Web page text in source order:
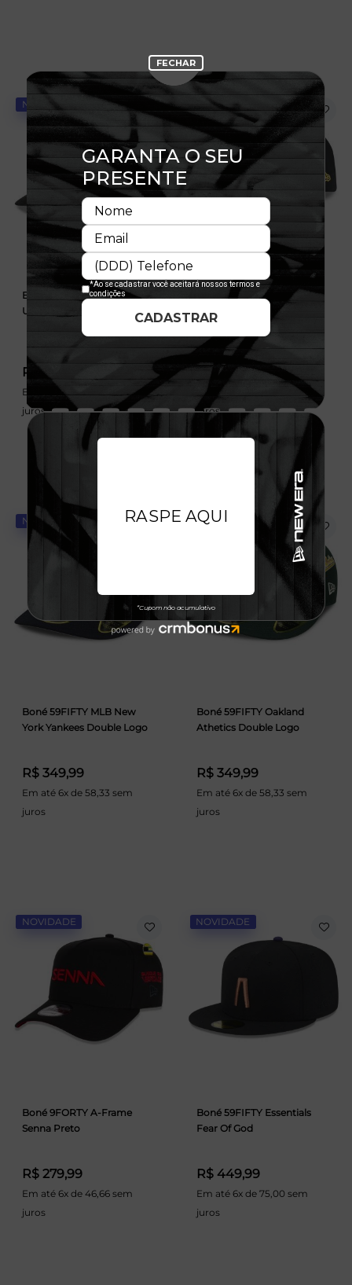
NOVIDADE
Boné 9FIFTY Pré-Curved
Utah Jazz Suede
R$ 349,99
Em até 6x de 58,33 sem
juros
NOVIDADE
Boné 9FORTY A-Frame
Pittsburgh Pirates
R$ 349,99
Em até 6x de 58,33 sem
juros
NOVIDADE
Boné 59FIFTY MLB New
York Yankees Double Logo
R$ 349,99
Em até 6x de 58,33 sem
juros
NOVIDADE
Boné 59FIFTY Oakland
Athetics Double Logo
R$ 349,99
Em até 6x de 58,33 sem
juros
NOVIDADE
Boné 9FORTY A-Frame
Senna Preto
R$ 279,99
Em até 6x de 46,66 sem
juros
NOVIDADE
Boné 59FIFTY Essentials
Fear Of God
R$ 449,99
Em até 6x de 75,00 sem
juros